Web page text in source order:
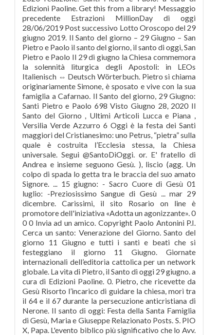
Edizioni Paoline. Get this from a library! Messaggio
precedente Estrazioni MillionDay di oggi
28/06/2019 Post successivo Lotto Oroscopo del 29
giugno 2019. Il Santo del giorno – 29 Giugno – San
Pietro e Paolo il santo del giorno, il santo di oggi, San
Pietro e Paolo Il 29 di giugno la Chiesa commemora
la solennità liturgica degli Apostoli: in LEOs
Italienisch ⇔ Deutsch Wörterbuch. Pietro si chiama
originariamente Simone, è sposato e vive con la sua
famiglia a Cafarnao. Il Santo del giorno, 29 Giugno:
Santi Pietro e Paolo 698 Visto Giugno 28, 2020 Il
Santo del Giorno , Ultimi Articoli Lucca e Piana ,
Versilia Verde Azzurro 6 Oggi è la festa dei Santi
maggiori del Cristianesimo: uno Petrus, “pietra” sulla
quale è costruita l’Ecclesia stessa, la Chiesa
universale. Segui @SantoDiOggi. or. E' fratello di
Andrea e insieme seguono Gesù. ), liscio (agg. Un
colpo di spada lo getta tra le braccia del suo amato
Signore. ... 15 giugno: - Sacro Cuore di Gesù 01
luglio: -Preziosissimo Sangue di Gesù ... mar 29
dicembre. Carissimi, il sito Rosario on line è
promotore dell'iniziativa «Adotta un agonizzante». 0
0 0 Invia ad un amico. Copyright Paolo Antonini P.I.
Cerca un santo: Venerazione del Giorno. Santo del
giorno 11 Giugno e tutti i santi e beati che si
festeggiano il giorno 11 Giugno. Giornate
internazionali dell’editoria cattolica per un network
globale. La vita di Pietro, il Santo di oggi 29 giugno. a
cura di Edizioni Paoline. 0. Pietro, che ricevette da
Gesù Risorto l’incarico di guidare la chiesa, morì tra
il 64 e il 67 durante la persecuzione anticristiana di
Nerone. Il santo di oggi: Festa della Santa Famiglia
di Gesù, Maria e Giuseppe Relazionato Posts. S. PIO
X, Papa. L'evento biblico più significativo che lo Avv.